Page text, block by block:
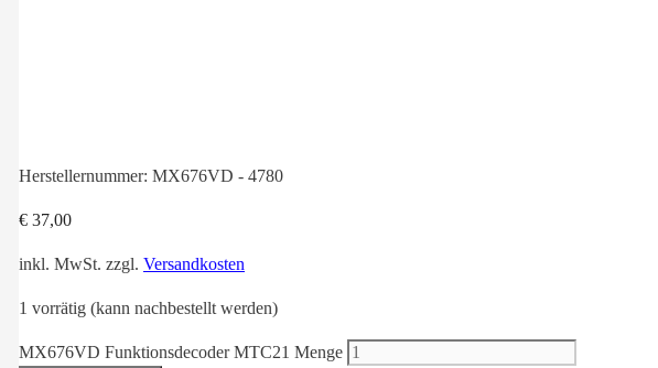
Herstellernummer: MX676VD - 4780
€ 37,00
inkl. MwSt. zzgl. Versandkosten
1 vorrätig (kann nachbestellt werden)
MX676VD Funktionsdecoder MTC21 Menge